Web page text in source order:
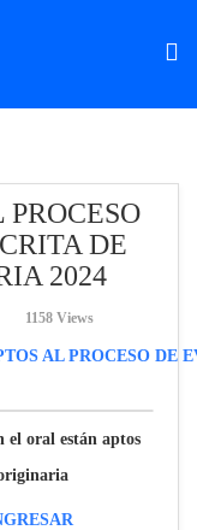
DE
2024
1158 Views
el oral están aptos